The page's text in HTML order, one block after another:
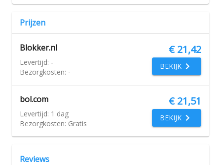
Prijzen
Blokker.nl € 21,42
BEKIJK
Levertijd: -
Bezorgkosten: -
bol.com € 21,51
BEKIJK
Levertijd: 1 dag
Bezorgkosten: Gratis
Reviews